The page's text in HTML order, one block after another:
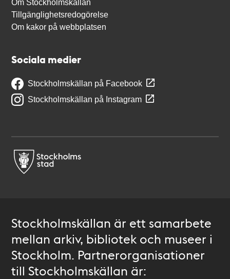
Om Stockholmskällan
Tillgänglighetsredogörelse
Om kakor på webbplatsen
Sociala medier
Stockholmskällan på Facebook
Stockholmskällan på Instagram
Stockholmskällan är ett samarbete
mellan arkiv, bibliotek och museer i
Stockholm. Partnerorganisationer
till Stockholmskällan är: